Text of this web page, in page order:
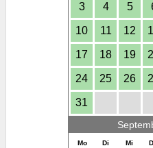
3 4 5
10 11 12
17 18 19
24 25 26
31
Mo Di Mi